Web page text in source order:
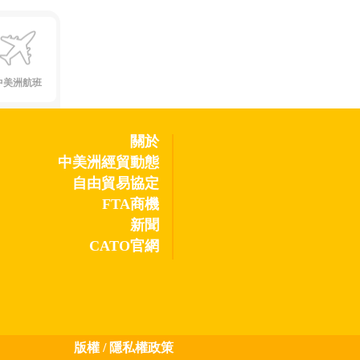
美洲航班
關於
中美洲經貿動態
自由貿易協定
FTA商機
新聞
CATO官網
版權 / 隱私權政策